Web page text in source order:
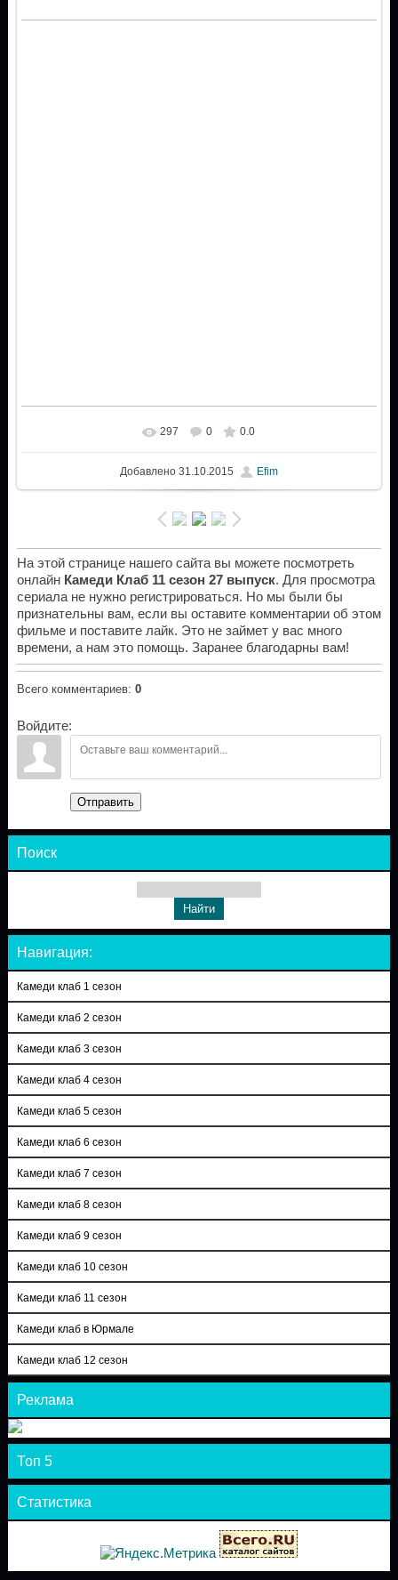
297 0 0.0
Добавлено31.10.2015 Efim
На этой странице нашего сайта вы можете посмотреть
онлайн Камеди Клаб 11 сезон 27 выпуск. Для просмотра
сериала не нужно регистрироваться. Но мы были бы
признательны вам, если вы оставите комментарии об этом
фильме и поставите лайк. Это не займет у вас много
времени, а нам это помощь. Заранее благодарны вам!
Всего комментариев: 0
Войдите:
Отправить
Поиск
Навигация:
Камеди клаб 1 сезон
Камеди клаб 2 сезон
Камеди клаб 3 сезон
Камеди клаб 4 сезон
Камеди клаб 5 сезон
Камеди клаб 6 сезон
Камеди клаб 7 сезон
Камеди клаб 8 сезон
Камеди клаб 9 сезон
Камеди клаб 10 сезон
Камеди клаб 11 сезон
Камеди клаб в Юрмале
Камеди клаб 12 сезон
Реклама
Топ 5
Статистика